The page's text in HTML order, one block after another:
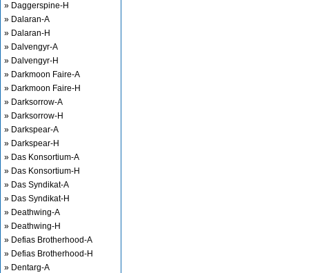
» Daggerspine-H
» Dalaran-A
» Dalaran-H
» Dalvengyr-A
» Dalvengyr-H
» Darkmoon Faire-A
» Darkmoon Faire-H
» Darksorrow-A
» Darksorrow-H
» Darkspear-A
» Darkspear-H
» Das Konsortium-A
» Das Konsortium-H
» Das Syndikat-A
» Das Syndikat-H
» Deathwing-A
» Deathwing-H
» Defias Brotherhood-A
» Defias Brotherhood-H
» Dentarg-A